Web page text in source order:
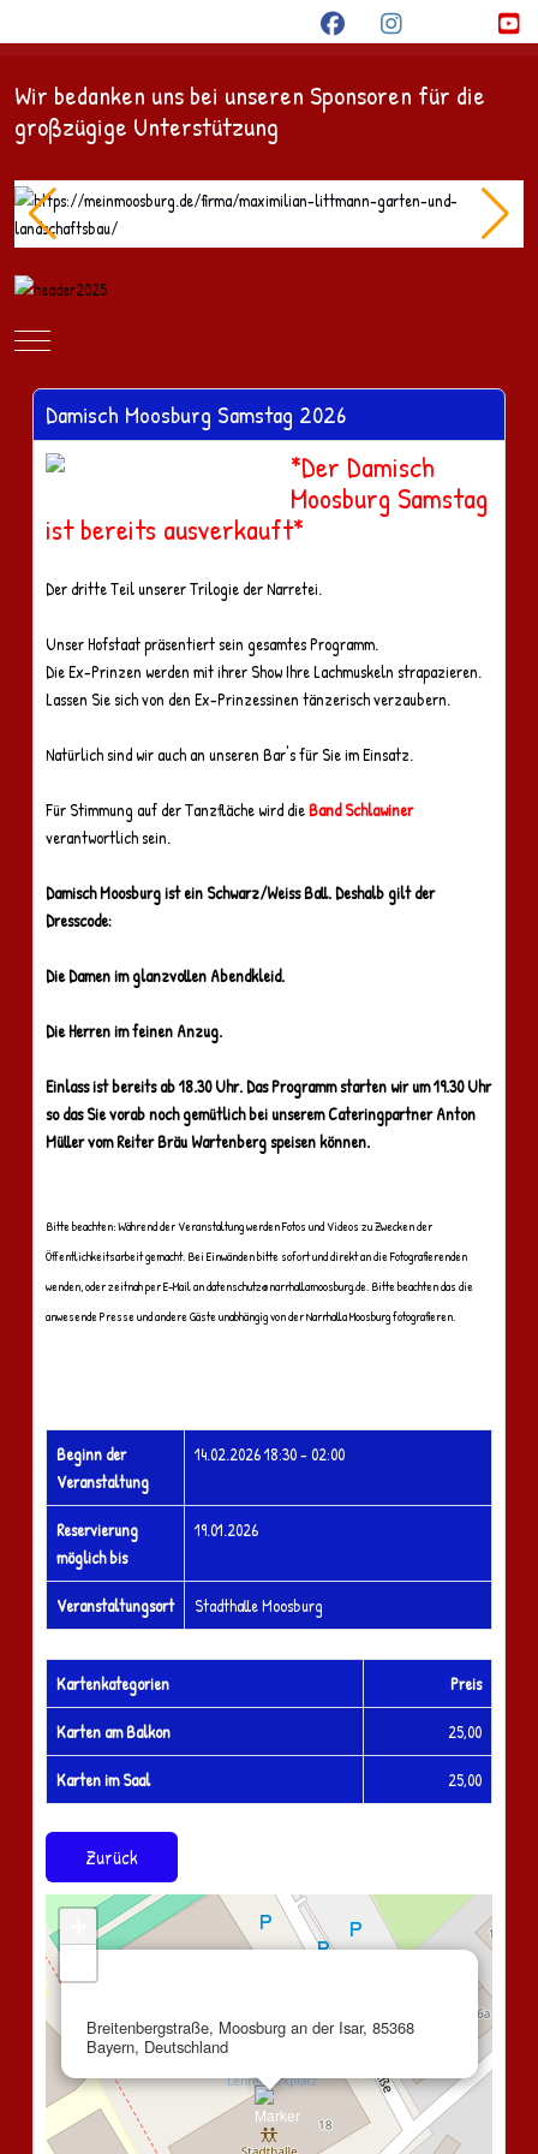
Wir bedanken uns bei unseren Sponsoren für die
großzügige Unterstützung
Mobile Menu Toggle
Damisch Moosburg Samstag 2026
*Der Damisch
Moosburg Samstag
ist bereits ausverkauft*
Der dritte Teil unserer Trilogie der Narretei.
Unser Hofstaat präsentiert sein gesamtes Programm.
Die Ex-Prinzen werden mit ihrer Show Ihre Lachmuskeln strapazieren.
Lassen Sie sich von den Ex-Prinzessinen tänzerisch verzaubern.
Natürlich sind wir auch an unseren Bar's für Sie im Einsatz.
Für Stimmung auf der Tanzfläche wird dieBand Schlawiner
verantwortlich sein.
Damisch Moosburg ist ein Schwarz/Weiss Ball. Deshalb gilt der
Dresscode:
Die Damen im glanzvollen Abendkleid.
Die Herren im feinen Anzug.
Einlass ist bereits ab 18.30 Uhr. Das Programm starten wir um 19.30 Uhr
so das Sie vorab noch gemütlich bei unserem Cateringpartner Anton
Müller vom Reiter Bräu Wartenberg speisen können.
Bitte beachten: Während der Veranstaltung werden Fotos und Videos zu Zwecken der
Öffentlichkeitsarbeit gemacht. Bei Einwänden bitte sofort und direkt an die Fotografierenden
wenden, oder zeitnah per E-Mail andatenschutz@narrhallamoosburg.de. Bitte beachten das die
anwesende Presse und andere Gäste unabhängig von der Narrhalla Moosburg fotografieren.
Beginn der
Veranstaltung
14.02.202618:30 - 02:00
Reservierung
möglich bis
19.01.2026
Veranstaltungsort Stadthalle Moosburg
Kartenkategorien Preis
Karten am Balkon 25,00
Karten im Saal 25,00
Zurück
Stadthalle Moosburg
Breitenbergstraße, Moosburg an der Isar, 85368
Bayern, Deutschland